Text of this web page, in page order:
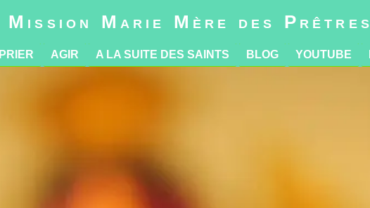
Mission Marie Mère des Prêtres
PRIER AGIR A LA SUITE DES SAINTS BLOG YOUTUBE